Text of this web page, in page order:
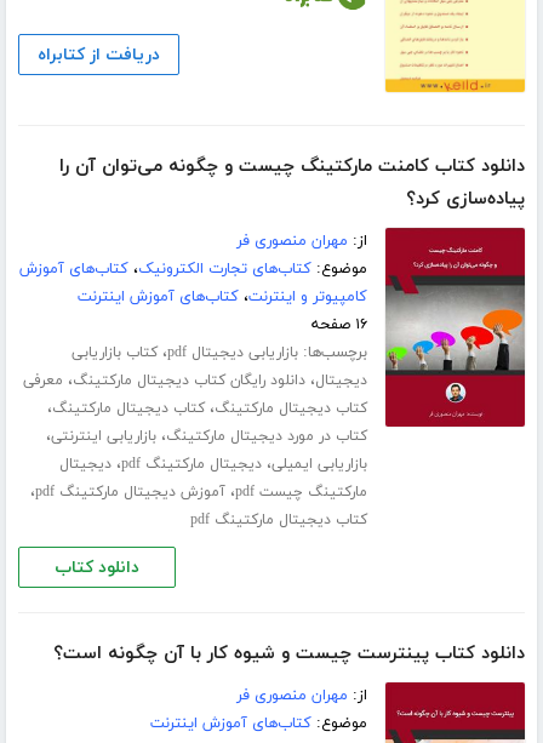
دریافت از کتابراه
دانلود کتاب کامنت مارکتینگ چیست و چگونه می‌توان آن را
پیاده‌سازی کرد؟
از: مهران منصوری فر
موضوع:کتاب‌های تجارت الکترونیک،کتاب‌های آموزش
کامپیوتر و اینترنت،کتاب‌های آموزش اینترنت
۱۶ صفحه
برچسب‌ها:بازاریابی دیجیتال pdf ،کتاب بازاریابی
دیجیتال،دانلود رایگان کتاب دیجیتال مارکتینگ، معرفی
کتاب دیجیتال مارکتینگ،کتاب دیجیتال مارکتینگ،
کتاب در مورد دیجیتال مارکتینگ،بازاریابی اینترنتی،
بازاریابی ایمیلی،دیجیتال مارکتینگ pdf ،دیجیتال
مارکتینگ چیست pdf
،آموزش دیجیتال مارکتینگ pdf ،
کتاب دیجیتال مارکتینگ pdf
دانلود کتاب
دانلود کتاب پینترست چیست و شیوه کار با آن چگونه است؟
از: مهران منصوری فر
موضوع:کتاب‌های آموزش اینترنت